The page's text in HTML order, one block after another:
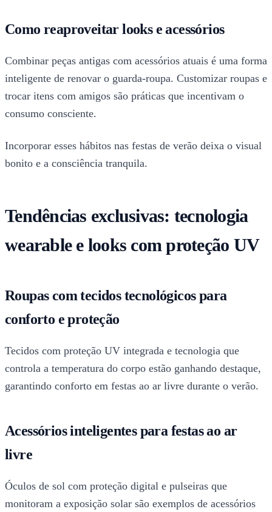
Como reaproveitar looks e acessórios
Combinar peças antigas com acessórios atuais é uma forma
inteligente de renovar o guarda-roupa. Customizar roupas e
trocar itens com amigos são práticas que incentivam o
consumo consciente.
Incorporar esses hábitos nas festas de verão deixa o visual
bonito e a consciência tranquila.
Tendências exclusivas: tecnologia
wearable e looks com proteção UV
Roupas com tecidos tecnológicos para
conforto e proteção
Tecidos com proteção UV integrada e tecnologia que
controla a temperatura do corpo estão ganhando destaque,
garantindo conforto em festas ao ar livre durante o verão.
Acessórios inteligentes para festas ao ar
livre
Óculos de sol com proteção digital e pulseiras que
monitoram a exposição solar são exemplos de acessórios